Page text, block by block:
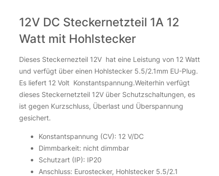
12V DC Steckernetzteil 1A 12
Watt mit Hohlstecker
Dieses Steckernezteil 12V hat eine Leistung von 12 Watt
und verfügt über einen Hohlstecker 5.5/2.1mm EU-Plug.
Es liefert 12 Volt Konstantspannung.Weiterhin verfügt
dieses Steckernetzteil 12V über Schutzschaltungen, es
ist gegen Kurzschluss, Überlast und Überspannung
gesichert.
Konstantspannung (CV): 12 V/DC
Dimmbarkeit: nicht dimmbar
Schutzart (IP): IP20
Anschluss: Eurostecker, Hohlstecker 5.5/2.1